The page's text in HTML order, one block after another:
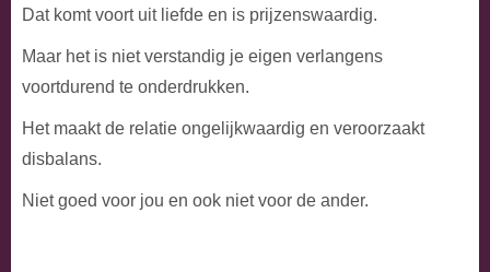
Dat komt voort uit liefde en is prijzenswaardig.
Maar het is niet verstandig je eigen verlangens
voortdurend te onderdrukken.
Het maakt de relatie ongelijkwaardig en veroorzaakt
disbalans.
Niet goed voor jou en ook niet voor de ander.